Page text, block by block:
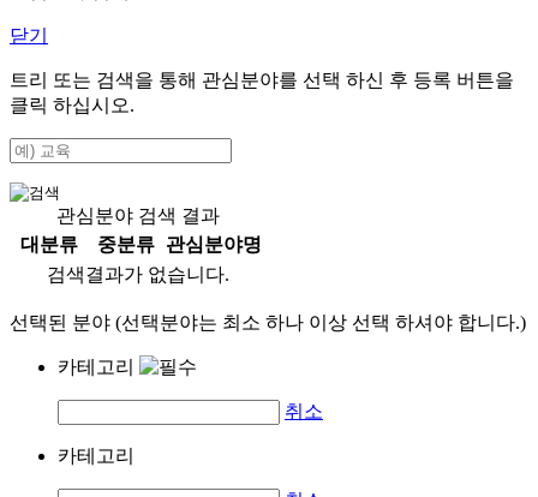
닫기
트리 또는 검색을 통해 관심분야를 선택 하신 후 등록 버튼을
클릭 하십시오.
관심분야 검색 결과
대분류
중분류
관심분야명
검색결과가 없습니다.
선택된 분야 (선택분야는 최소 하나 이상 선택 하셔야 합니다.)
카테고리
취소
카테고리